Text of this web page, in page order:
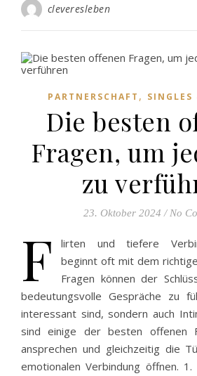
cleveresleben
PARTNERSCHAFT , SINGLES
Die besten
Fragen, um
zu
23. Oktober 2024 / No
F
lirten und tiefere
beginnt oft mit dem
Fragen können der
bedeutungsvolle Gespräche zu
interessant sind, sondern auch
sind einige der besten offenen
ansprechen und gleichzeitig die
emotionalen Verbindung öffnen.